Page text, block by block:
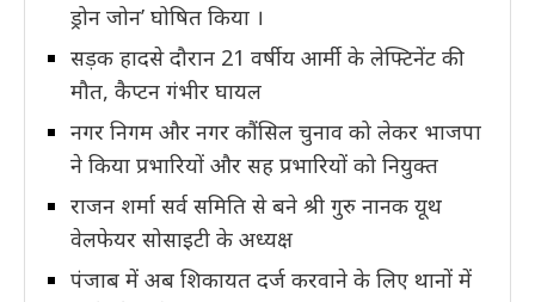
ड्रोन जोन’ घोषित किया ।
सड़क हादसे दौरान 21 वर्षीय आर्मी के लेफ्टिनेंट की
मौत, कैप्टन गंभीर घायल
नगर निगम और नगर कौंसिल चुनाव को लेकर भाजपा
ने किया प्रभारियों और सह प्रभारियों को नियुक्त
राजन शर्मा सर्व समिति से बने श्री गुरु नानक यूथ
वेलफेयर सोसाइटी के अध्यक्ष
पंजाब में अब शिकायत दर्ज करवाने के लिए थानों में